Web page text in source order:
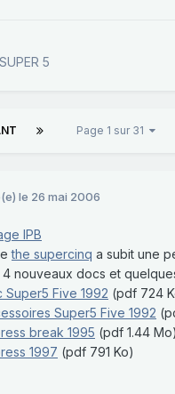
5
Page 1 sur 31
le 26 mai 2006
the supercinq a subit une
nouveaux docs et
Super5 Five 1992 (pdf 724
Super5 Five 1992
break 1995 (pdf 1.44
1997 (pdf 791 Ko)